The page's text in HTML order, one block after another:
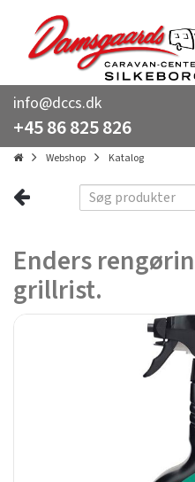
info@dccs.dk
+45 86 825 826
Webshop Katalog
Enders
grillrist.